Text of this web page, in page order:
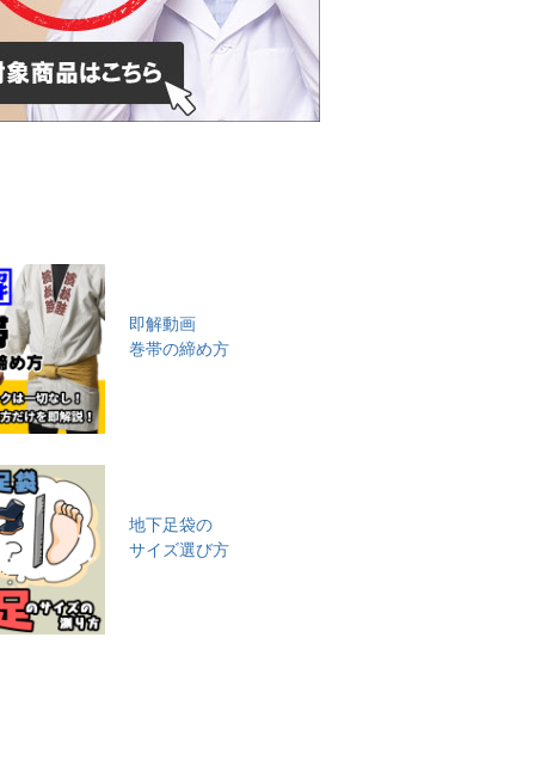
即解動画
巻帯の締め方
地下足袋の
サイズ選び方